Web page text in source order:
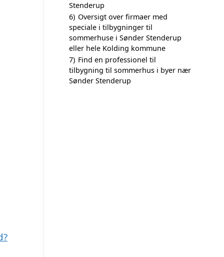
Stenderup
6) Oversigt over firmaer med
speciale i tilbygninger til
sommerhuse i Sønder Stenderup
eller hele Kolding kommune
7) Find en professionel til
tilbygning til sommerhus i byer nær
Sønder Stenderup